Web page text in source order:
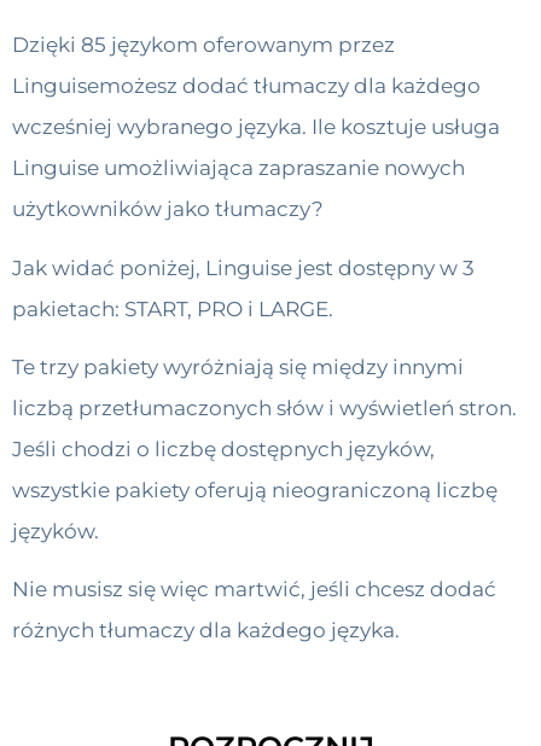
Dzięki 85 językom oferowanym przez
Linguisemożesz dodać tłumaczy dla każdego
wcześniej wybranego języka. Ile kosztuje usługa
Linguise umożliwiająca zapraszanie nowych
użytkowników jako tłumaczy?
Jak widać poniżej, Linguise jest dostępny w 3
pakietach: START, PRO i LARGE.
Te trzy pakiety wyróżniają się między innymi
liczbą przetłumaczonych słów i wyświetleń stron.
Jeśli chodzi o liczbę dostępnych języków,
wszystkie pakiety oferują nieograniczoną liczbę
języków.
Nie musisz się więc martwić, jeśli chcesz dodać
różnych tłumaczy dla każdego języka.